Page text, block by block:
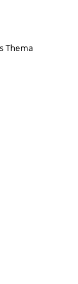
Thema